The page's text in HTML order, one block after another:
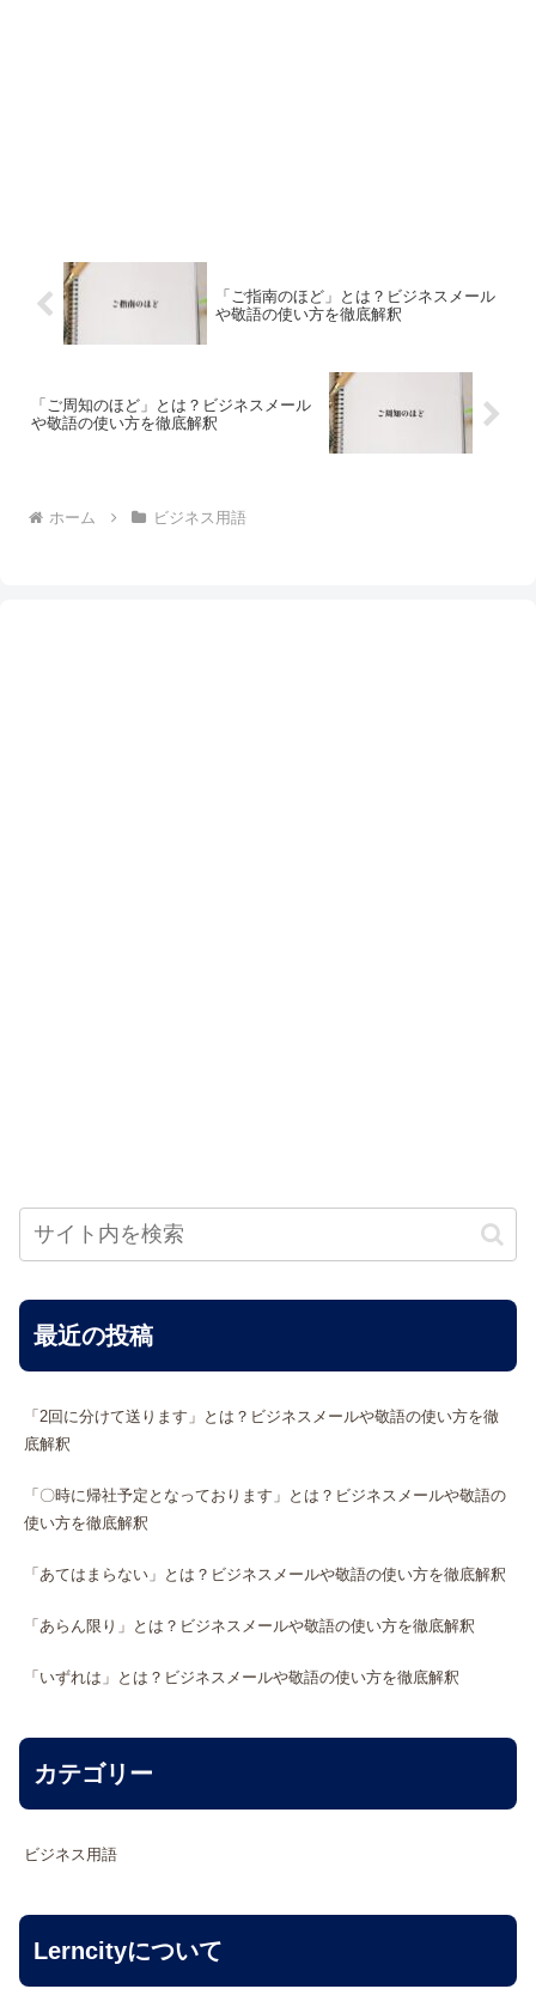
「ご指南のほど」とは？ビジネスメール
や敬語の使い方を徹底解釈
「ご周知のほど」とは？ビジネスメール
や敬語の使い方を徹底解釈
ホーム ビジネス用語
最近の投稿
「2回に分けて送ります」とは？ビジネスメールや敬語の使い方を徹
底解釈
「〇時に帰社予定となっております」とは？ビジネスメールや敬語の
使い方を徹底解釈
「あてはまらない」とは？ビジネスメールや敬語の使い方を徹底解釈
「あらん限り」とは？ビジネスメールや敬語の使い方を徹底解釈
「いずれは」とは？ビジネスメールや敬語の使い方を徹底解釈
カテゴリー
ビジネス用語
Lerncityについて